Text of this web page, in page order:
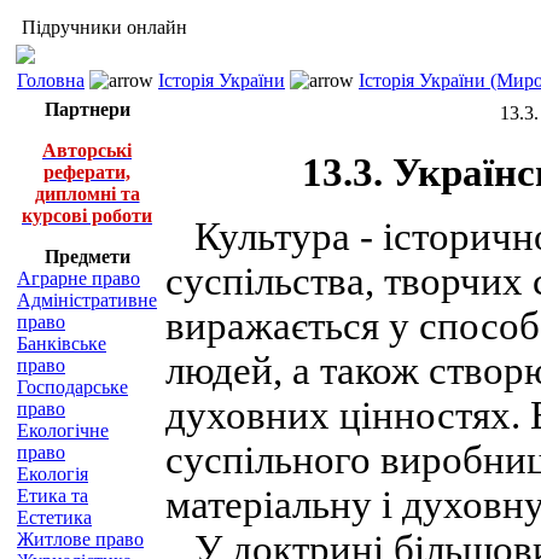
Підручники онлайн
Головна Історія України
Історія України
Партнери
Авторські
реферати,
дипломні та
курсові роботи
Предмети
Аграрне право
Адміністративне
право
Банківське
право
Господарське
право
Екологічне
право
Екологія
Етика та
Естетика
Житлове право
13.3.
Культура -
суспільства,
виражається у
людей, а також
духовних цінностях.
суспільного
матеріальну і
У доктрині